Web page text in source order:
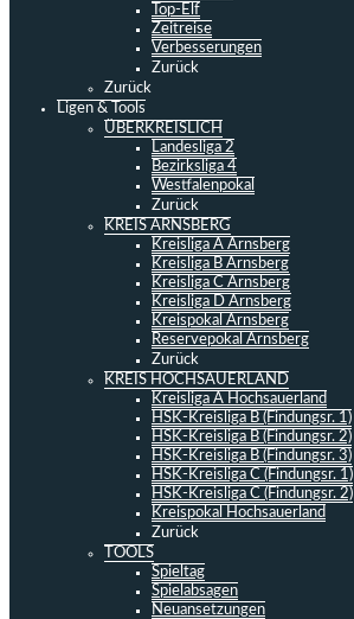
Top-Elf
Zeitreise
Verbesserungen
Zurück
Zurück
Ligen & Tools
ÜBERKREISLICH
Landesliga 2
Bezirksliga 4
Westfalenpokal
Zurück
KREIS ARNSBERG
Kreisliga A Arnsberg
Kreisliga B Arnsberg
Kreisliga C Arnsberg
Kreisliga D Arnsberg
Kreispokal Arnsberg
Reservepokal Arnsberg
Zurück
KREIS HOCHSAUERLAND
Kreisliga A Hochsauerland
HSK-Kreisliga B (Findungsr. 1)
HSK-Kreisliga B (Findungsr. 2)
HSK-Kreisliga B (Findungsr. 3)
HSK-Kreisliga C (Findungsr. 1)
HSK-Kreisliga C (Findungsr. 2)
Kreispokal Hochsauerland
Zurück
TOOLS
Spieltag
Spielabsagen
Neuansetzungen